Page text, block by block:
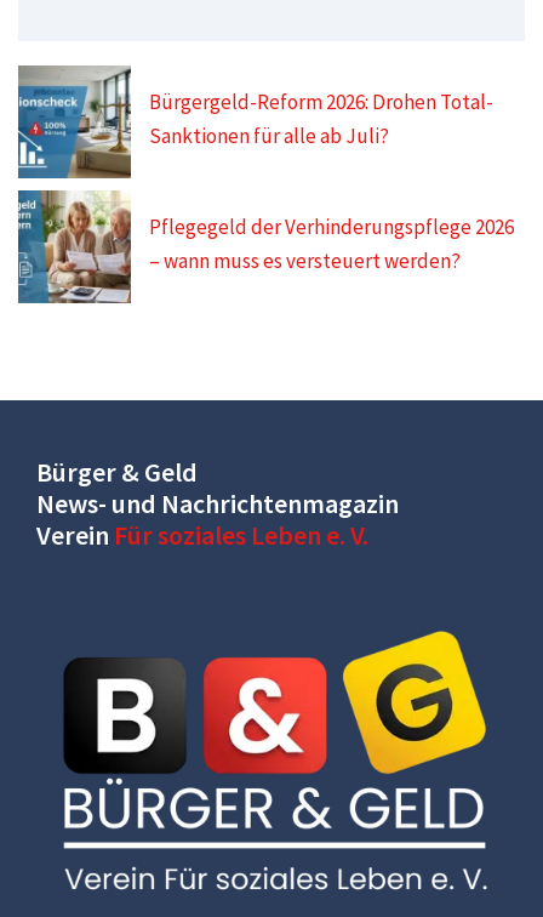
Bürgergeld-Reform 2026: Drohen Total-
Sanktionen für alle ab Juli?
Pflegegeld der Verhinderungspflege 2026
– wann muss es versteuert werden?
Bürger & Geld
News- und Nachrichtenmagazin
Verein Für soziales Leben e. V.